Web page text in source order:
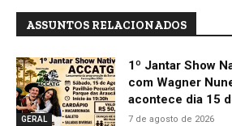
ASSUNTOS RELACIONADOS
GERAL
1º Jantar Show
com Wagner
acontece dia 15
7 de agosto de 2026